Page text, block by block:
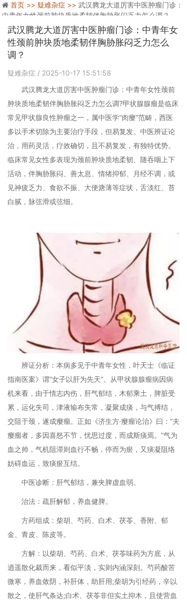
首页 >> 疑难杂症 >> 武汉腾龙大道厉害中医肿瘤门诊：
中青年女性颈前肿块质地柔韧伴胸胁胀闷乏力怎么调？
武汉腾龙大道厉害中医肿瘤门诊：中青年女
性颈前肿块质地柔韧伴胸胁胀闷乏力怎么
调？
疑难杂症 / 2025-10-17 15:51:58
武汉腾龙大道厉害中医肿瘤门诊：中青年女性颈前
肿块质地柔韧伴胸胁胀闷乏力怎么调?甲状腺腺瘤是临床
常见甲状腺良性肿瘤之一，属中医学“肉瘿”范畴，西医
多以手术切除为主要治疗手段，但易复发。中医辨证论
治，用药灵活，疗效确切，且不易复发，有独特优势。
临床常见女性多表现为颈前肿块质地柔韧、随吞咽上下
活动，伴胸胁胀闷、善太息、情绪抑郁、月经不调，或
见神疲乏力、食欲不振、大便溏薄等症状，舌淡红、苔
白腻，脉弦滑或弦细。
辨证分析：本病多见于中青年女性，叶天士《临证
指南医案》谓“女子以肝为先天”。从甲状腺腺瘤病因病
机来看，由于情志内伤，肝气郁结，木郁乘土，脾脏受
累，运化失司，津液输布失常，凝聚成痰，与气搏结，
交阻于颈，遂成瘿瘤。正如《济生方·瘿瘤论治》曰：“夫
瘿瘤者，多因喜怒不节，忧思过度，而成斯痰焉。”气为
血之帅，气机阻滞则血行不畅，停而为瘀，又痰凝阻络
妨碍血运，致痰瘀互结。
中医诊断：肝气郁结，兼夹脾虚血弱。
治法：疏肝解郁，养血健脾。
方药组成：柴胡、芍药、白术、茯苓、香附、郁
金、青皮、陈皮等。
方解：以柴胡、芍药、白术、茯苓味药为方底，从
逍遥散化裁而来，看似平淡，实则内涵深刻。芍药酸苦
微寒，养血敛阴，补肝体，助肝用;柴胡为引经药，辛以
散之，使肝气条达;白术、茯苓非但实土抑木，且使营血